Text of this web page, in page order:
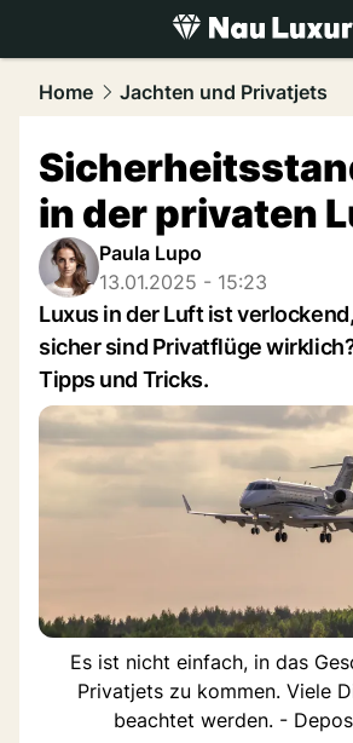
luxury.NAU.ch
Home Jachten und Privatjets
in der privaten
Paula Lupo
13.01.2025 - 15:23
Luxus in der Luft ist
sicher sind Privatflüge
Tipps und Tricks.
Es ist nicht einfach, in das
Privatjets zu kommen. Viele
beachtet werden. -